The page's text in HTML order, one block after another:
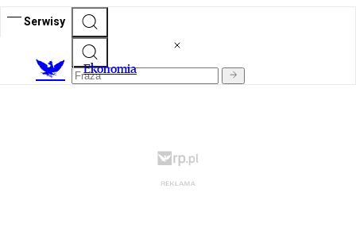
Serwisy
Ekonomia